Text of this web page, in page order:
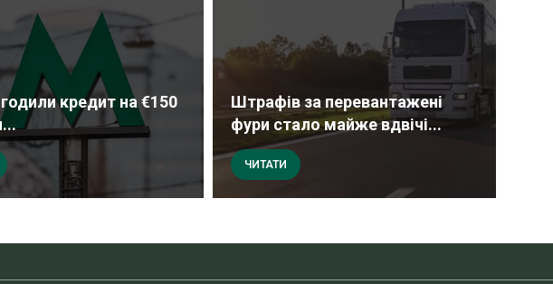
кредит на €150
Штрафів за перевантажені
фури стало майже вдвічі...
ЧИТАТИ